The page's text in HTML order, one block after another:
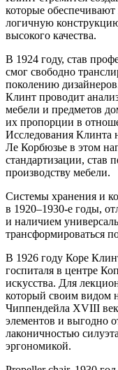
которые
логичную
высокого качества.
В 1924 году, став
смог свободно
поколению
Клинт проводит
мебели и предметов
их пропорции в
Исследования Клинта
Ле Корбюзье в этом
стандартизации, став
производству мебели.
Системы хранения и
в 1920–1930-е годы,
и наличием
трансформироваться
В 1926 году Коре
госпиталя в центре
искусства. Для
который своим видом
Чиппендейла XVIII
элементов и выгодно
лаконичностью
эргономикой.